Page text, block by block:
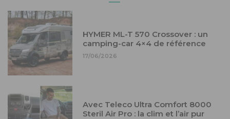
HYMER ML-T 570 Crossover : un
camping-car 4×4 de référence
17/06/2026
Avec Teleco Ultra Comfort 8000
Steril Air Pro : la clim et l’air pur